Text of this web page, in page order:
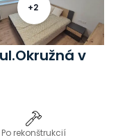
+2
v
Po rekonštrukcií